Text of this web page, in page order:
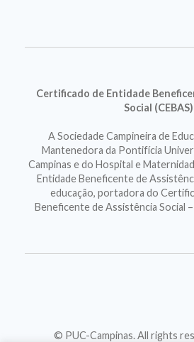
Certificado de Entidade
Social (CEBAS)
A Sociedade Campineira de
Mantenedora da Pontifícia
Campinas e do Hospital e
Entidade Beneficente de
educação, portadora do
Beneficente de Assistência Social –
© PUC-Campinas. All rights